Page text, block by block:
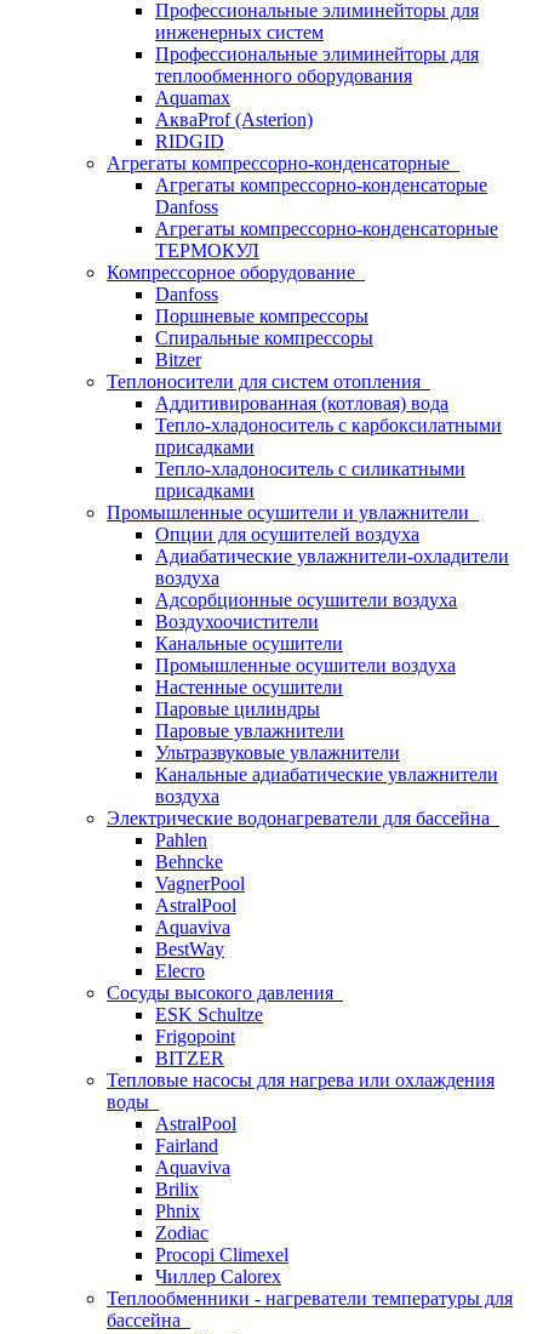
Профессиональные элиминейторы для
инженерных систем
Профессиональные элиминейторы для
теплообменного оборудования
Aquamax
АкваProf (Asterion)
RIDGID
Агрегаты компрессорно-конденсаторные
Агрегаты компрессорно-конденсаторые
Danfoss
Агрегаты компрессорно-конденсаторные
ТЕРМОКУЛ
Компрессорное оборудование
Danfoss
Поршневые компрессоры
Спиральные компрессоры
Bitzer
Теплоносители для систем отопления
Аддитивированная (котловая) вода
Тепло-хладоноситель с карбоксилатными
присадками
Тепло-хладоноситель с силикатными
присадками
Промышленные осушители и увлажнители
Опции для осушителей воздуха
Адиабатические увлажнители-охладители
воздуха
Адсорбционные осушители воздуха
Воздухоочистители
Канальные осушители
Промышленные осушители воздуха
Настенные осушители
Паровые цилиндры
Паровые увлажнители
Ультразвуковые увлажнители
Канальные адиабатические увлажнители
воздуха
Электрические водонагреватели для бассейна
Pahlen
Behncke
VagnerPool
AstralPool
Aquaviva
BestWay
Elecro
Сосуды высокого давления
ESK Schultze
Frigopoint
BITZER
Тепловые насосы для нагрева или охлаждения
воды
AstralPool
Fairland
Aquaviva
Brilix
Phnix
Zodiac
Procopi Climexel
Чиллер Calorex
Теплообменники - нагреватели температуры для
бассейна